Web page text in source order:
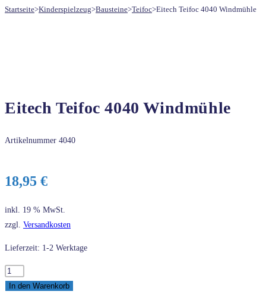
Menge
Startseite>Kinderspielzeug>Bausteine>Teifoc>Eitech Teifoc 4040 Windmühle
Eitech Teifoc 4040 Windmühle
Artikelnummer 4040
18,95 €
inkl. 19 % MwSt.
zzgl. Versandkosten
Lieferzeit: 1-2 Werktage
Eitech
teifoc
In den Warenkorb